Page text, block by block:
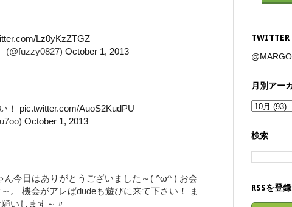
Lz0yKzZTGZ
October 1, 2013
！ pic.twitter.com/AuoS2KudPU
October 1, 2013
ん今日はありがとうございました～( ^ω^ ) お会
。 機会がアレばdudeも遊びに来て下さい！ ま
いします～〃
TWITTER
月別アー
検索
RSSを登録